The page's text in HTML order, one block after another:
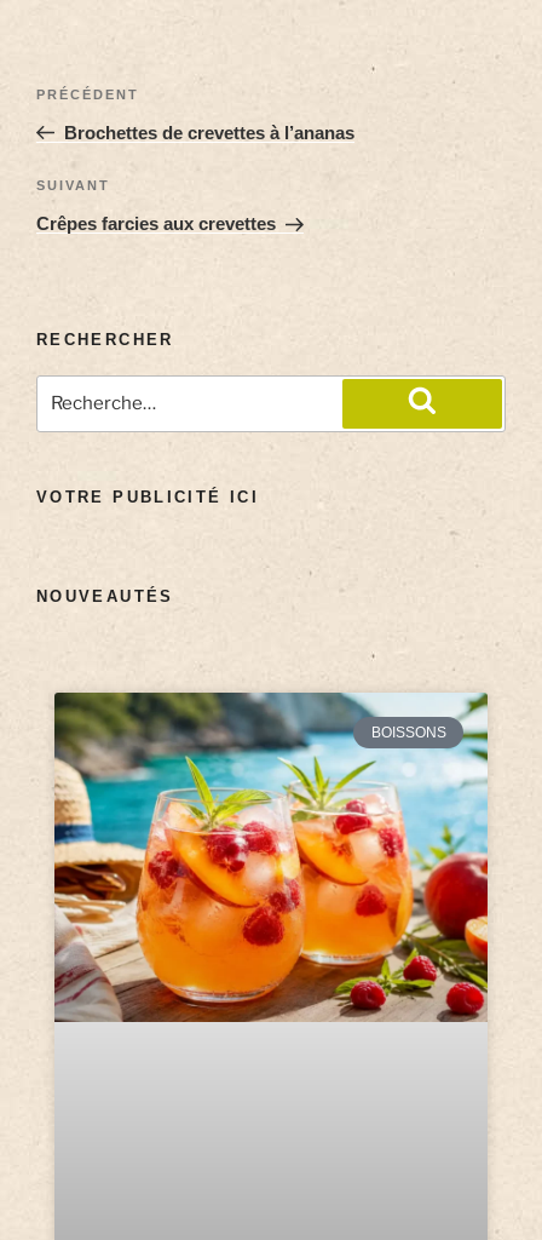
PRÉCÉDENT
Brochettes de crevettes à l’ananas
SUIVANT
Crêpes farcies aux crevettes
RECHERCHER
VOTRE PUBLICITÉ ICI
NOUVEAUTÉS
BOISSONS